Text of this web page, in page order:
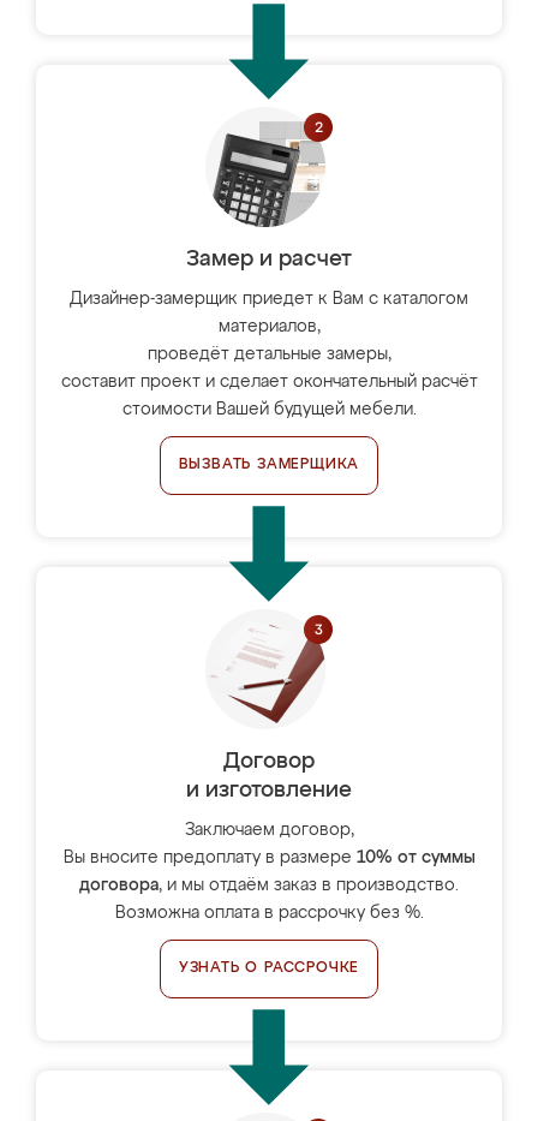
Замер и расчет
Дизайнер-замерщик приедет к Вам с каталогом
материалов,
проведёт детальные замеры,
составит проект и сделает окончательный расчёт
стоимости Вашей будущей мебели.
ВЫЗВАТЬ ЗАМЕРЩИКА
Договор
и изготовление
Заключаем договор,
Вы вносите предоплату в размере 10% от суммы
договора, и мы отдаём заказ в производство.
Возможна оплата в рассрочку без %.
УЗНАТЬ О РАССРОЧКЕ